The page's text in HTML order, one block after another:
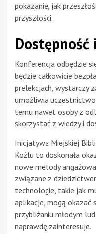
pokazanie, jak
przyszłości.
Konferencja odbędzie
będzie całkowicie
prelekcjach, wystarczy
umożliwia
temu nawet osoby z
skorzystać z wiedzy i
Inicjatywa Miejskiej
Koźlu to doskonała
nowe metody
związane z
technologie, takie jak
aplikacje, mogą okazać
przybliżaniu młodym
naprawdę zainteresuje.